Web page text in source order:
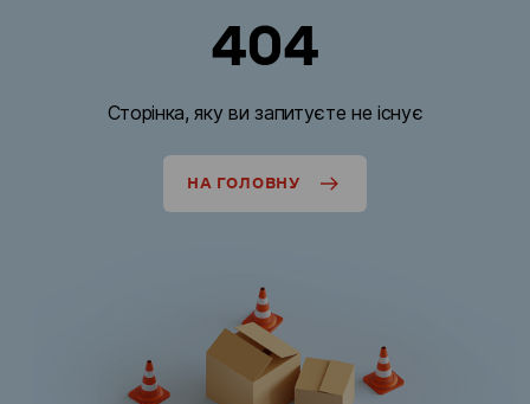
404
Сторінка, яку ви запитуєте не існує
НА ГОЛОВНУ